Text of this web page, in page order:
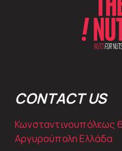
CONTACT US
Κωνσταντινουπόλεως
Αργυρούπολη Ελλάδα